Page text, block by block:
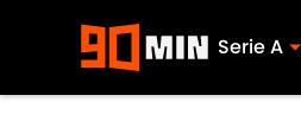
Serie A